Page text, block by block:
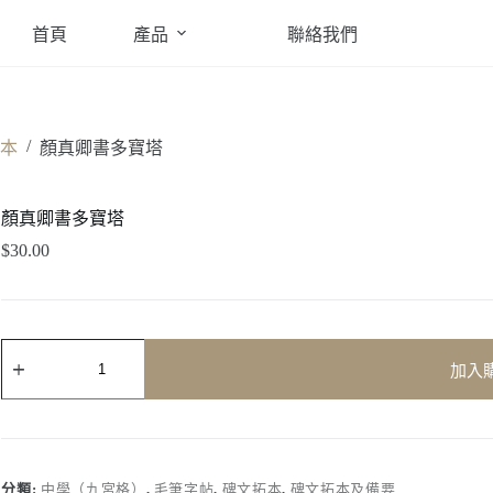
首頁 產品 聯絡我們
/ 顏真卿書多寶塔
顏真卿書多寶塔
$30.00
真
卿
加入
分類: 中學（九宮格） , 毛筆字帖, 碑文拓本, 碑文拓本及備要